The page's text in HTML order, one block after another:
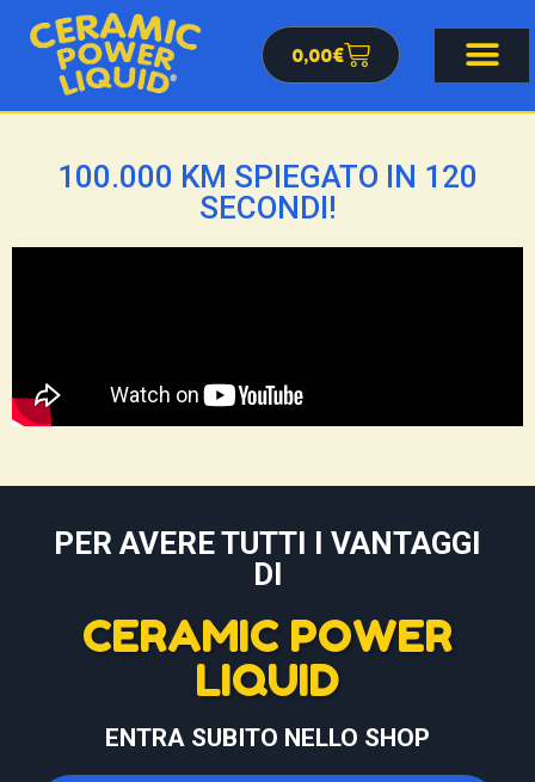
0,00€
100.000 KM SPIEGATO IN 120
SECONDI!
PER AVERE TUTTI I VANTAGGI
DI
CERAMIC POWER
LIQUID
ENTRA SUBITO NELLO SHOP